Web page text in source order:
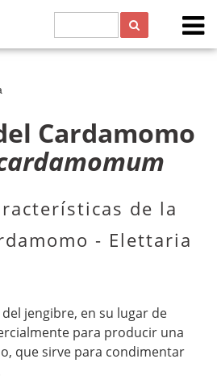
Cardamomo
de la
- Elettaria
jengibre, en su lugar de
para producir una
que sirve para condimentar